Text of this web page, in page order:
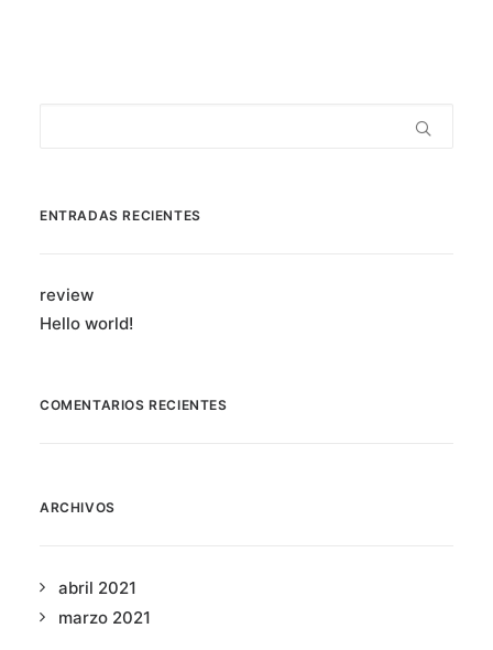
ENTRADAS RECIENTES
review
Hello world!
COMENTARIOS RECIENTES
ARCHIVOS
abril 2021
marzo 2021